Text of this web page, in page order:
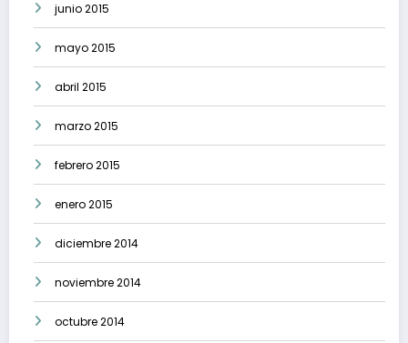
junio 2015
mayo 2015
abril 2015
marzo 2015
febrero 2015
enero 2015
diciembre 2014
noviembre 2014
octubre 2014